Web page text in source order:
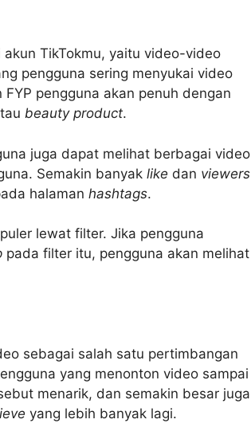
TikTokmu, yaitu video-video
pengguna sering menyukai video
pengguna akan penuh dengan
beauty product.
juga dapat melihat berbagai video
Semakin banyak like dan viewers
halaman hashtags.
lewat filter. Jika pengguna
pada filter itu, pengguna akan melihat
sebagai salah satu pertimbangan
yang menonton video sampai
menarik, dan semakin besar juga
yang lebih banyak lagi.